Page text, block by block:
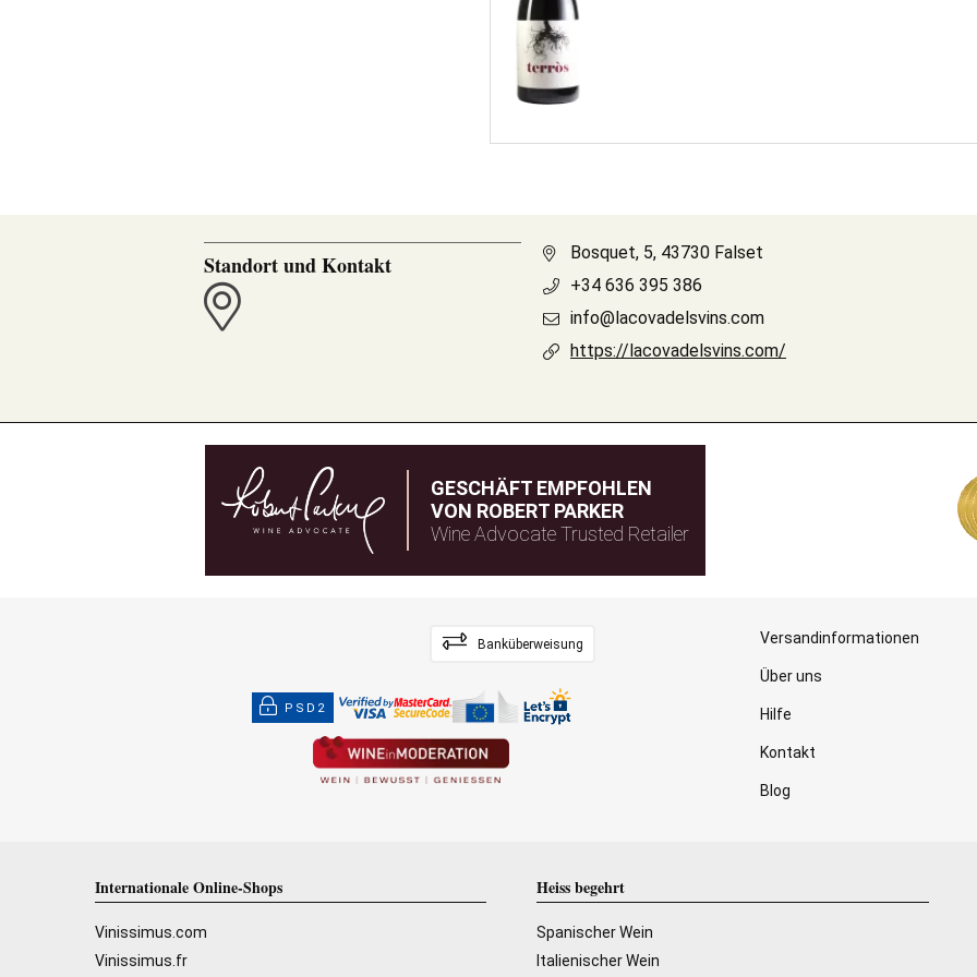
Standort und Kontakt
Bosquet, 5, 43730 Falset
+34 636 395 386
info@lacovadelsvins.com
https://lacovadelsvins.com/
GESCHÄFT EMPFOHLEN
VON ROBERT PARKER
Wine Advocate Trusted Retailer
Banküberweisung
PSD2
Versandinformationen
Über uns
Hilfe
Kontakt
Blog
Internationale Online-Shops
Vinissimus.com
Vinissimus.fr
Heiss begehrt
Spanischer Wein
Italienischer Wein